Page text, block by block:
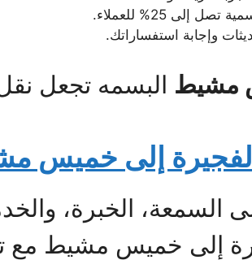
25% للعملاء.
مشيط البسمه تجعل
إلى خميس
الخبرة،
إلى خميس مشيط مع